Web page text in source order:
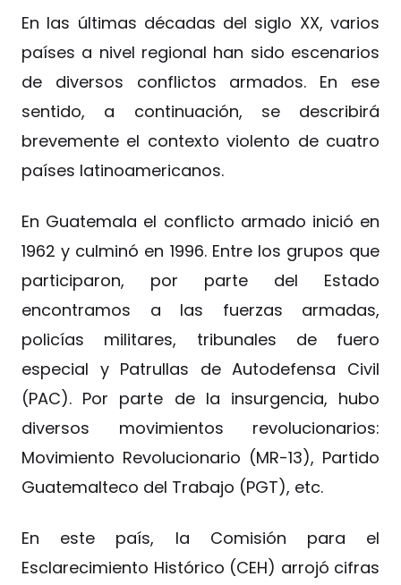
En las últimas décadas del siglo XX, varios
países a nivel regional han sido escenarios
de diversos conflictos armados. En ese
sentido, a continuación, se describirá
brevemente el contexto violento de cuatro
países latinoamericanos.
En Guatemala el conflicto armado inició en
1962 y culminó en 1996. Entre los grupos que
participaron, por parte del Estado
encontramos a las fuerzas armadas,
policías militares, tribunales de fuero
especial y Patrullas de Autodefensa Civil
(PAC). Por parte de la insurgencia, hubo
diversos movimientos revolucionarios:
Movimiento Revolucionario (MR-13), Partido
Guatemalteco del Trabajo (PGT), etc.
En este país, la Comisión para el
Esclarecimiento Histórico (CEH) arrojó cifras